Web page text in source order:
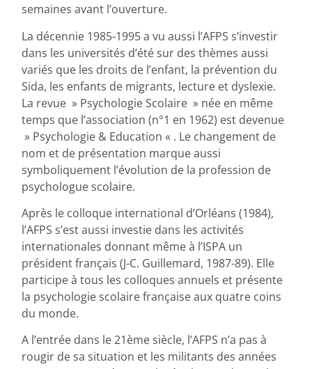
semaines avant l’ouverture.
La décennie 1985-1995 a vu aussi l’AFPS s’investir
dans les universités d’été sur des thèmes aussi
variés que les droits de l’enfant, la prévention du
Sida, les enfants de migrants, lecture et dyslexie.
La revue » Psychologie Scolaire » née en même
temps que l’association (n°1 en 1962) est devenue
» Psychologie & Education « . Le changement de
nom et de présentation marque aussi
symboliquement l’évolution de la profession de
psychologue scolaire.
Après le colloque international d’Orléans (1984),
l’AFPS s’est aussi investie dans les activités
internationales donnant même à l’ISPA un
président français (J-C. Guillemard, 1987-89). Elle
participe à tous les colloques annuels et présente
la psychologie scolaire française aux quatre coins
du monde.
A l’entrée dans le 21ème siècle, l’AFPS n’a pas à
rougir de sa situation et les militants des années